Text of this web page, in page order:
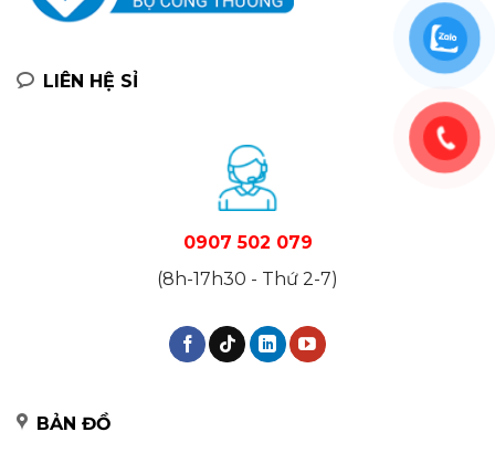
LIÊN HỆ SỈ
0907 502 079
(8h-17h30 - Thứ 2-7)
BẢN ĐỒ